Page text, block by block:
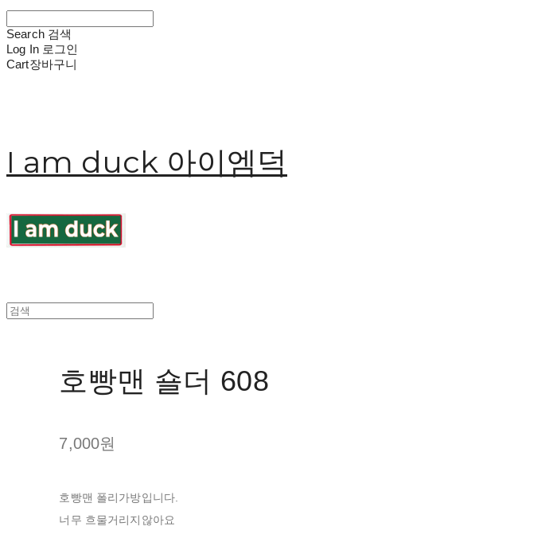
Search 검색
Log In 로그인
Cart장바구니
I am duck 아이엠덕
호빵맨 숄더 608
7,000원
호빵맨 폴리가방입니다.
너무 흐물거리지않아요